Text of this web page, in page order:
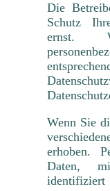
Die
Schutz
ernst.
Wenn Sie
erhoben.
Daten,